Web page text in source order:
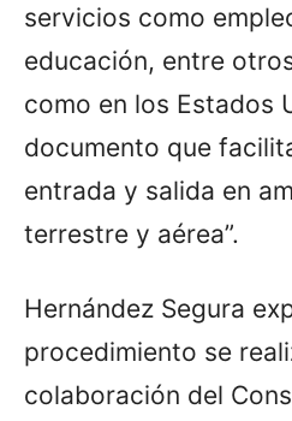
servicios como
educación, entre
como en los Estados
documento que
entrada y salida en
terrestre y aérea”.
Hernández Segura
procedimiento se
colaboración del